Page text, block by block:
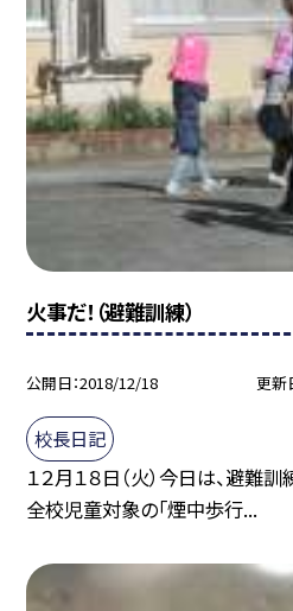
火事だ！（避難訓練）
公開日 2018/12/18 更新
校長日記
１２月１８日（火）今日は、避難
全校児童対象の「煙中歩行...